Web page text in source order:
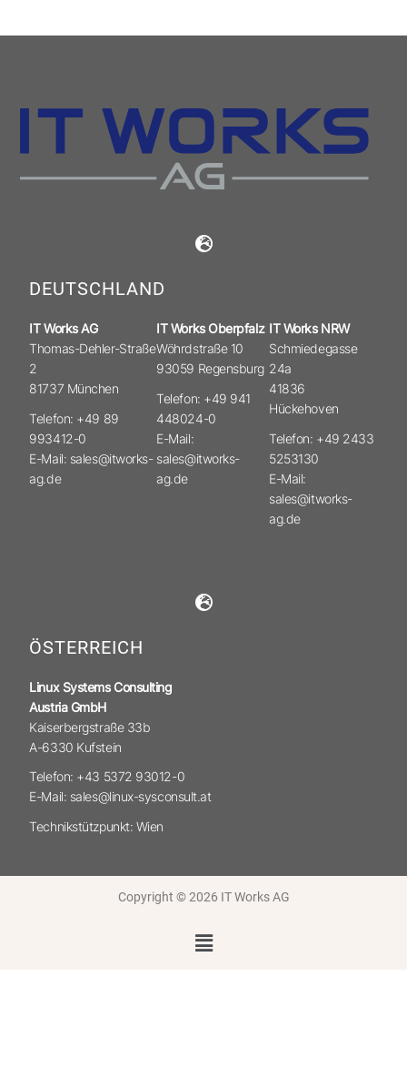
DEUTSCHLAND
IT Works AG
Thomas-Dehler-Straße
2
81737 München
Telefon: +49 89
993412-0
E-Mail: sales@itworks-
ag.de
IT Works Oberpfalz
Wöhrdstraße 10
93059 Regensburg
Telefon: +49 941
448024-0
E-Mail:
sales@itworks-
ag.de
IT Works NRW
Schmiedegasse
24a
41836
Hückehoven
Telefon: +49 2433
5253130
E-Mail:
sales@itworks-
ag.de
ÖSTERREICH
Linux Systems Consulting
Austria GmbH
Kaiserbergstraße 33b
A-6330 Kufstein
Telefon: +43 5372 93012-0
E-Mail: sales@linux-sysconsult.at
Technikstützpunkt: Wien
Copyright © 2026 IT Works AG
Menü